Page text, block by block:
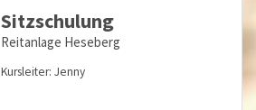
Sitzschulung
Reitanlage Heseberg
Kursleiter: Jenny